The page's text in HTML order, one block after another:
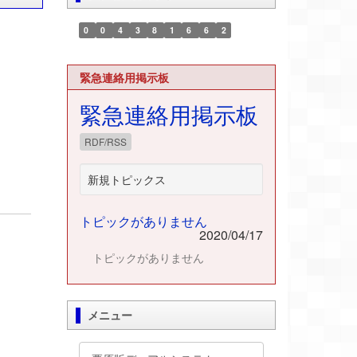
0 0 4 3 8 1 6 6 2
緊急連絡用掲示板
緊急連絡用掲示板
RDF/RSS
新規トピックス
トピックがありません
2020/04/17
トピックがありません
メニュー